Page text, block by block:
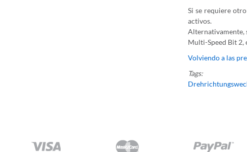
Si se requiere
activos.
Alternativamente,
Multi-Speed Bit 2,
Volviendo a las
Tags: